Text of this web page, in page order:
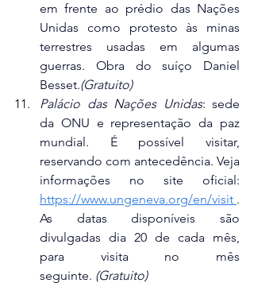
em frente ao prédio das Nações
Unidas como protesto às minas
terrestres usadas em algumas
guerras. Obra do suíço Daniel
Besset.(Gratuito)
Palácio das Nações Unidas: sede
da ONU e representação da paz
mundial. É possível visitar,
reservando com antecedência. Veja
https://www.ungeneva.org/en/visit
As datas disponíveis são
divulgadas dia 20 de cada mês,
para visita no mês
seguinte. (Gratuito)